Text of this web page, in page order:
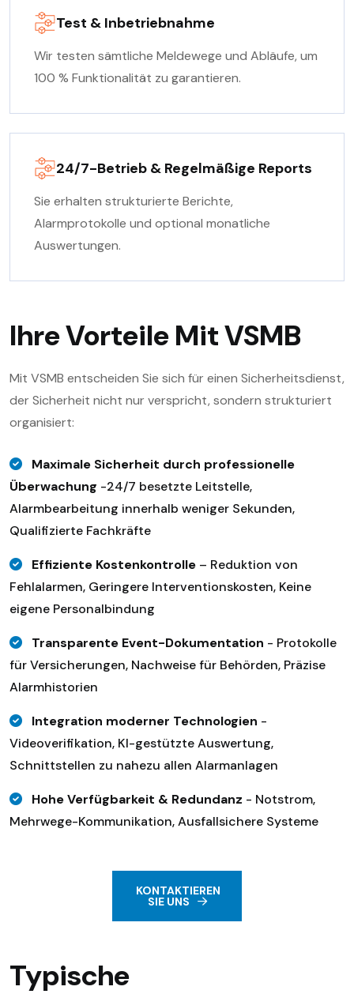
Test & Inbetriebnahme
Wir testen sämtliche Meldewege und Abläufe, um
100 % Funktionalität zu garantieren.
24/7-Betrieb & Regelmäßige Reports
Sie erhalten strukturierte Berichte,
Alarmprotokolle und optional monatliche
Auswertungen.
Ihre Vorteile Mit VSMB
Mit VSMB entscheiden Sie sich für einen Sicherheitsdienst,
der Sicherheit nicht nur verspricht, sondern strukturiert
organisiert:
Maximale Sicherheit durch professionelle
Überwachung -24/7 besetzte Leitstelle,
Alarmbearbeitung innerhalb weniger Sekunden,
Qualifizierte Fachkräfte
Effiziente Kostenkontrolle – Reduktion von
Fehlalarmen, Geringere Interventionskosten, Keine
eigene Personalbindung
Transparente Event-Dokumentation - Protokolle
für Versicherungen, Nachweise für Behörden, Präzise
Alarmhistorien
Integration moderner Technologien -
Videoverifikation, KI-gestützte Auswertung,
Schnittstellen zu nahezu allen Alarmanlagen
Hohe Verfügbarkeit & Redundanz - Notstrom,
Mehrwege-Kommunikation, Ausfallsichere Systeme
KONTAKTIEREN
SIE UNS
Typische